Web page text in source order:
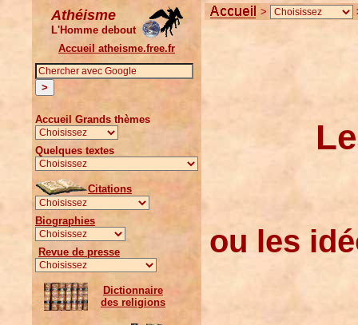
Athéisme
L'Homme debout
Accueil atheisme.free.fr
Accueil Grands thèmes
Quelques textes
Citations
Biographies
Revue de presse
Dictionnaire
des religions
>
ou les